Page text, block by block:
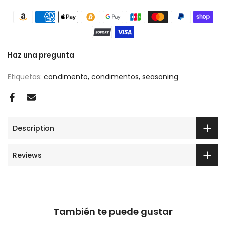
Haz una pregunta
Etiquetas: condimento condimentos seasoning
Description
Reviews
También te puede gustar